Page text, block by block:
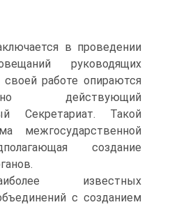
в проведении
руководящих
работе опираются
действующий
Секретариат. Такой
создание
известных
с созданием